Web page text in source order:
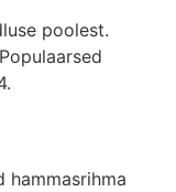
poolest.